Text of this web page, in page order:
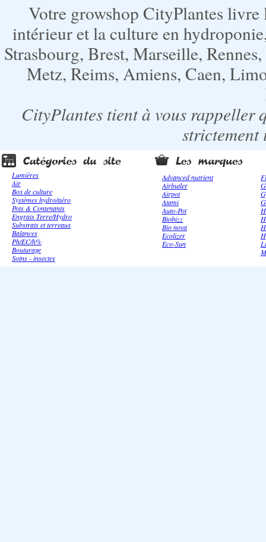
Votre growshop CityPlantes
intérieur et la culture en
Strasbourg, Brest, Marseille,
Metz, Reims, Amiens, Caen,
CityPlantes tient à vous rappeller
strictement
Lumières
Air
Box de culture
Systèmes hydro/aéro
Pots & Contenants
Engrais Terre/Hydro
Substrats et terreaux
Balances
Ph/EC/h%
Bouturage
Soins - insectes
Advanced nutrient
Airbutler
Airpot
Atami
Auto-Pot
Biobizz
Bio nova
Ecolizer
Eco-Sun